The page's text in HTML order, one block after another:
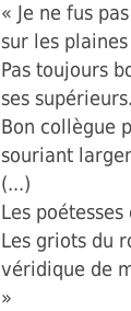
« Je ne fus
sur les
Pas toujours
ses supérieurs.
Bon collègue
souriant
(...)
Les
Les griots du
véridique de
»